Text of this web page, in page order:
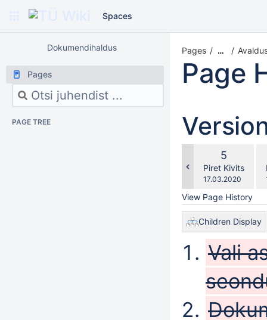
Spaces
Dokumendihaldus
Pages
PAGE TREE
Pages …
Page
Old
Version
5
Piret Kivits
Saved
17.03.2020
View Page History
Children Display
Vali